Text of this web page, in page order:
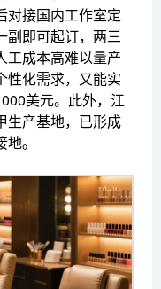
对接国内工作室定
副即可起订，两三
工成本高难以量产
性化需求，又能实
美元。此外，江
生产基地，已形成
。